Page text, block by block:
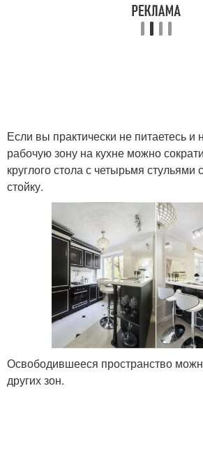
Если вы практически не питаетесь и
рабочую зону на кухне можно
круглого стола с четырьмя стульями
стойку.
Освободившееся пространство
других зон.